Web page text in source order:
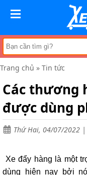
Trang
chủ
Xe
đẩy
hàng
Xe
tay
Bánh
xe
đẩy
Tin
Trang chủ » Tin tức
Các thương
được dùng
Thứ Hai, 04/07/2022 |
Xe đẩy hàng là một
dùng hiện nay bởi